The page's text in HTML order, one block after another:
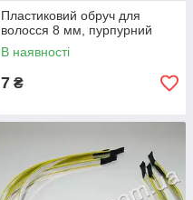
Пластиковий обруч для
волосся 8 мм, пурпурний
В наявності
7 ₴